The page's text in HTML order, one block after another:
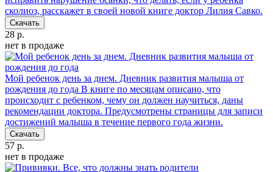
сколиоз, расскажет в своей новой книге доктор Лилия Савко.
Скачать
28 р.
нет в продаже
Мой ребенок день за днем. Дневник развития малыша от
рождения до года В книге по месяцам описано, что
происходит с ребенком, чему он должен научиться, даны
рекомендации доктора. Предусмотрены страницы для записи
достижений малыша в течение первого года жизни.
Скачать
57 р.
нет в продаже